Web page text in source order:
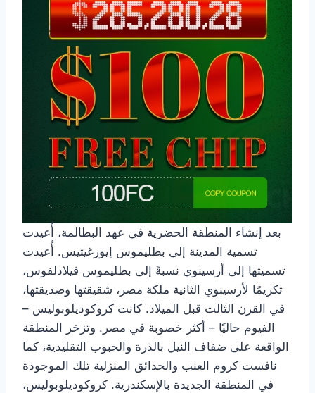
بعد إنشاء المنطقة الحضرية في عهد البطالمة، أُعيدت
تسمية المدينة إلى بطليموس إيورغيتيس. أُعيدت
تسميتها إلى أرسينوي نسبةً إلى بطليموس فيلادلفوس،
تكريمًا لأرسينوي الثانية ملكة مصر، شقيقتها وصديقتها،
في القرن الثالث قبل الميلاد. كانت كروكوديلوبوليس –
الفيوم حاليًا – أكثر خصوبة في مصر. وتزخر المنطقة
الواقعة على ضفاف النيل بالذرة والحبوب التقليدية، كما
نافست كروم العنب والحدائق المنزلية تلك الموجودة
في المنطقة الجديدة بالإسكندرية. كروكوديلوبوليس،